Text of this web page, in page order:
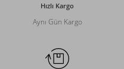
Hızlı Kargo
Aynı Gün Kargo